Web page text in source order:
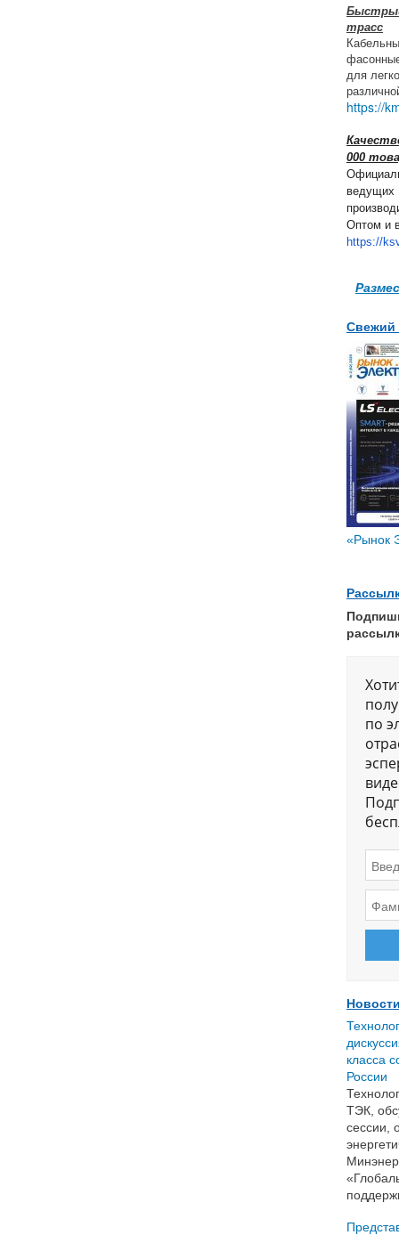
трасс
для
https://
000
ведущих
Оптом и
https://
Свежий
«Рынок
по
класса
России
ТЭК,
сессии,